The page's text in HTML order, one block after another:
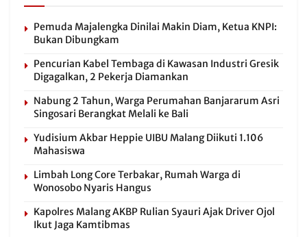
Pemuda Majalengka Dinilai Makin Diam, Ketua KNPI:
Bukan Dibungkam
Pencurian Kabel Tembaga di Kawasan Industri Gresik
Digagalkan, 2 Pekerja Diamankan
Nabung 2 Tahun, Warga Perumahan Banjararum Asri
Singosari Berangkat Melali ke Bali
Yudisium Akbar Heppie UIBU Malang Diikuti 1.106
Mahasiswa
Limbah Long Core Terbakar, Rumah Warga di
Wonosobo Nyaris Hangus
Kapolres Malang AKBP Rulian Syauri Ajak Driver Ojol
Ikut Jaga Kamtibmas